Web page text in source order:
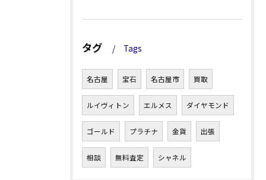
タグ Tags
名古屋 宝石 名古屋市 買取
ルイヴィトン エルメス ダイヤモンド
ゴールド プラチナ 金貨 出張
相談 無料査定 シャネル